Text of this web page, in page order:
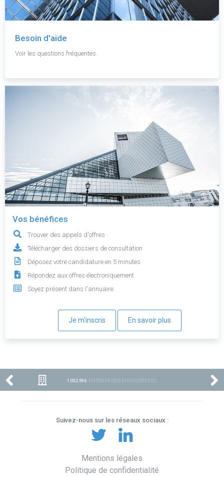
Besoin d'aide
Voir les questions fréquentes.
Vos bénéfices
Trouver des appels d'offres
Télécharger des dossiers de consultation
Déposez votre candidature en 5 minutes
Répondez aux offres électroniquement
Soyez présent dans l'annuaire
Je m'inscris En savoir plus
1 002 596 ENTREPRISES ENREGISTRÉES
Suivez-nous sur les réseaux sociaux :
Mentions légales
Politique de confidentialité